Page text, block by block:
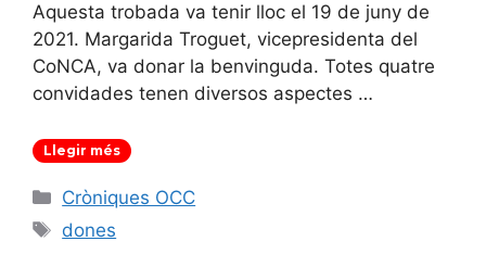
Aquesta trobada va tenir lloc el 19 de juny de
2021. Margarida Troguet, vicepresidenta del
CoNCA, va donar la benvinguda. Totes quatre
convidades tenen diversos aspectes …
Llegir més
Categories
Cròniques OCC
Etiquetes
dones